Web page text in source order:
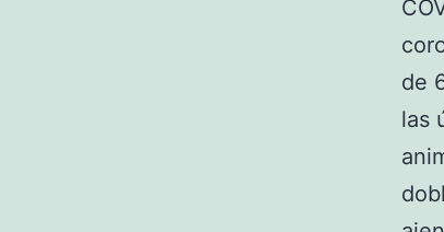
de
las